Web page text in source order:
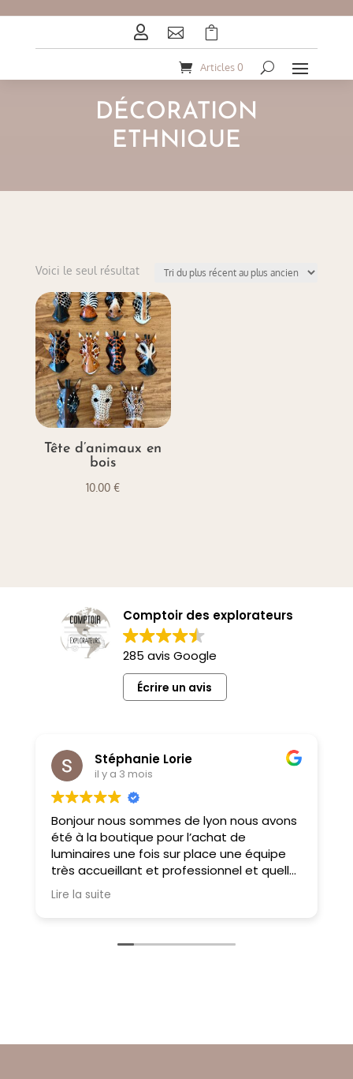
  
Articles 0
DÉCORATION
ETHNIQUE
Voici le seul résultat
Tête d’animaux en
bois
10.00€
Comptoir des explorateurs
285 avis Google
Écrire un avis
Stéphanie Lorie
il y a 3 mois
Bonjour nous sommes de lyon nous avons
été à la boutique pour l’achat de
luminaires une fois sur place une équipe
très accueillant et professionnel et quelle
choix on ne sait pas où donner de la tête
tellement il y a des choses magnifiques
Lire la suite